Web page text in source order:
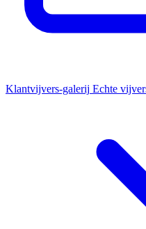
Klantvijvers-galerij Echte